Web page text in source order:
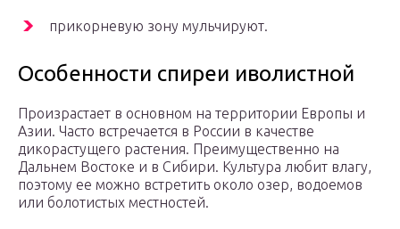
прикорневую зону мульчируют.
Особенности спиреи иволистной
Произрастает в основном на территории Европы и
Азии. Часто встречается в России в качестве
дикорастущего растения. Преимущественно на
Дальнем Востоке и в Сибири. Культура любит влагу,
поэтому ее можно встретить около озер, водоемов
или болотистых местностей.